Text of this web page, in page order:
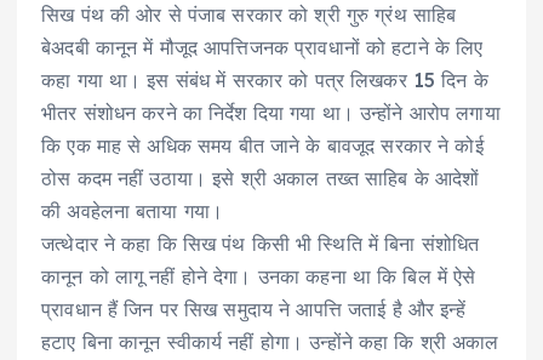
सिख पंथ की ओर से पंजाब सरकार को श्री गुरु ग्रंथ साहिब
बेअदबी कानून में मौजूद आपत्तिजनक प्रावधानों को हटाने के लिए
कहा गया था। इस संबंध में सरकार को पत्र लिखकर 15 दिन के
भीतर संशोधन करने का निर्देश दिया गया था। उन्होंने आरोप लगाया
कि एक माह से अधिक समय बीत जाने के बावजूद सरकार ने कोई
ठोस कदम नहीं उठाया। इसे श्री अकाल तख्त साहिब के आदेशों
की अवहेलना बताया गया।
जत्थेदार ने कहा कि सिख पंथ किसी भी स्थिति में बिना संशोधित
कानून को लागू नहीं होने देगा। उनका कहना था कि बिल में ऐसे
प्रावधान हैं जिन पर सिख समुदाय ने आपत्ति जताई है और इन्हें
हटाए बिना कानून स्वीकार्य नहीं होगा। उन्होंने कहा कि श्री अकाल